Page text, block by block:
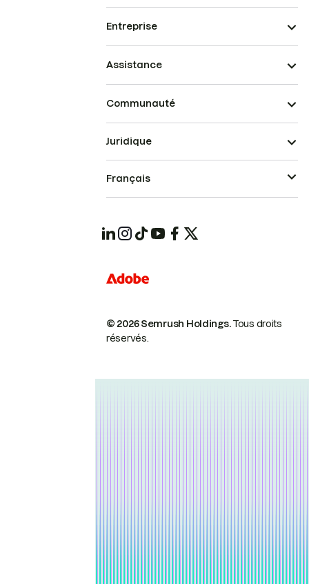
Entreprise
Assistance
Communauté
© 2026 Semrush Holdings.Tous droits
réservés.
Juridique
Français